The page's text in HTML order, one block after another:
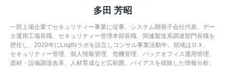
多田 芳昭
一部上場企業でセキュリティー事業に従事、システム開発子会社代表、デー
タ運用工場長職、セキュリティー管理本部長職、関連製造系調達部門長職を
歴任し、2020年にLogINラボを設立しコンサル事業活動中。領域はＤＸ、
セキュリティー管理、個人情報管理、危機管理、バックオフィス運用管理、
資材・設備調達改革、人材育成など広範囲。バイアスを排除した情報分析、